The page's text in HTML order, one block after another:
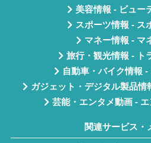
美容情報 - ビュー
スポーツ情報 - ス
マネー情報 - マ
旅行・観光情報 - ト
自動車・バイク情報
ガジェット・デジタル製品情
芸能・エンタメ動画 -
関連サービス・